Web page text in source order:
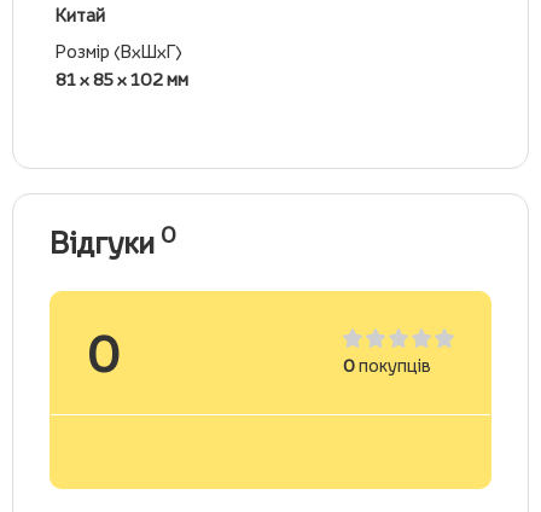
Китай
Розмір (ВхШхГ)
81 x 85 x 102 мм
Відгуки 0
0 0покупців